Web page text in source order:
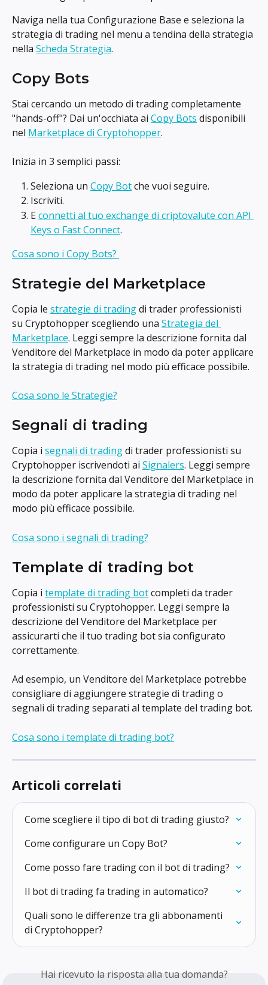
Naviga nella tua Configurazione Base e seleziona la
strategia di trading nel menu a tendina della strategia
nella Scheda Strategia.
Copy Bots
Stai cercando un metodo di trading completamente
"hands-off"? Dai un'occhiata ai Copy Bots disponibili
nel Marketplace di Cryptohopper.
Inizia in 3 semplici passi:
Seleziona un Copy Bot che vuoi seguire.
Iscriviti.
E connetti al tuo exchange di criptovalute con API
Keys o Fast Connect.
Cosa sono i Copy Bots?
Strategie del Marketplace
Copia le strategie di trading di trader professionisti
su Cryptohopper scegliendo una Strategia del
Marketplace. Leggi sempre la descrizione fornita dal
Venditore del Marketplace in modo da poter applicare
la strategia di trading nel modo più efficace possibile.
Cosa sono le Strategie?
Segnali di trading
Copia i segnali di trading di trader professionisti su
Cryptohopper iscrivendoti ai Signalers. Leggi sempre
la descrizione fornita dal Venditore del Marketplace in
modo da poter applicare la strategia di trading nel
modo più efficace possibile.
Cosa sono i segnali di trading?
Template di trading bot
Copia i template di trading bot completi da trader
professionisti su Cryptohopper. Leggi sempre la
descrizione del Venditore del Marketplace per
assicurarti che il tuo trading bot sia configurato
correttamente.
Ad esempio, un Venditore del Marketplace potrebbe
consigliare di aggiungere strategie di trading o
segnali di trading separati al template del trading bot.
Cosa sono i template di trading bot?
Articoli correlati
Come scegliere il tipo di bot di trading giusto?
Come configurare un Copy Bot?
Come posso fare trading con il bot di trading?
Il bot di trading fa trading in automatico?
Quali sono le differenze tra gli abbonamenti
di Cryptohopper?
Hai ricevuto la risposta alla tua domanda?